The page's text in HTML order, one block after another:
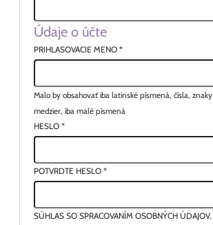
Údaje o účte
PRIHLASOVACIE MENO *
Malo by obsahovať iba latinské písmená, čísla, znaky
medzier, iba malé písmená
HESLO *
POTVRDTE HESLO *
SÚHLAS SO SPRACOVANÍM OSOBNÝCH ÚDAJOV.